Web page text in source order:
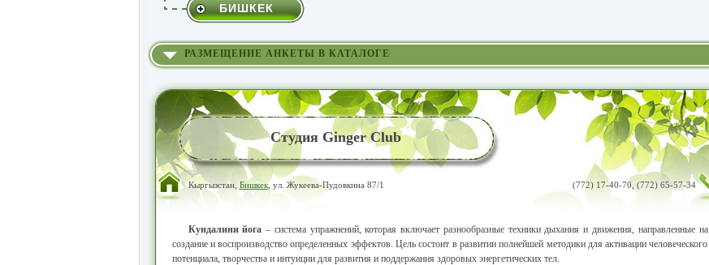
БИШКЕК
РАЗМЕЩЕНИЕ АНКЕТЫ В КАТАЛОГЕ
Студия Ginger Club
Кыргызстан, Бишкек, ул. Жукеева-Пудовкина 87/1 (772) 17-40-70, (772) 65-57-34
Кундалини йога – система упражнений, которая включает разнообразные техники дыхания и движения, направленные на
создание и воспроизводство определенных эффектов. Цель состоит в развитии полнейшей методики для активации человеческого
потенциала, творчества и интуиции для развития и поддержания здоровых энергетических тел.